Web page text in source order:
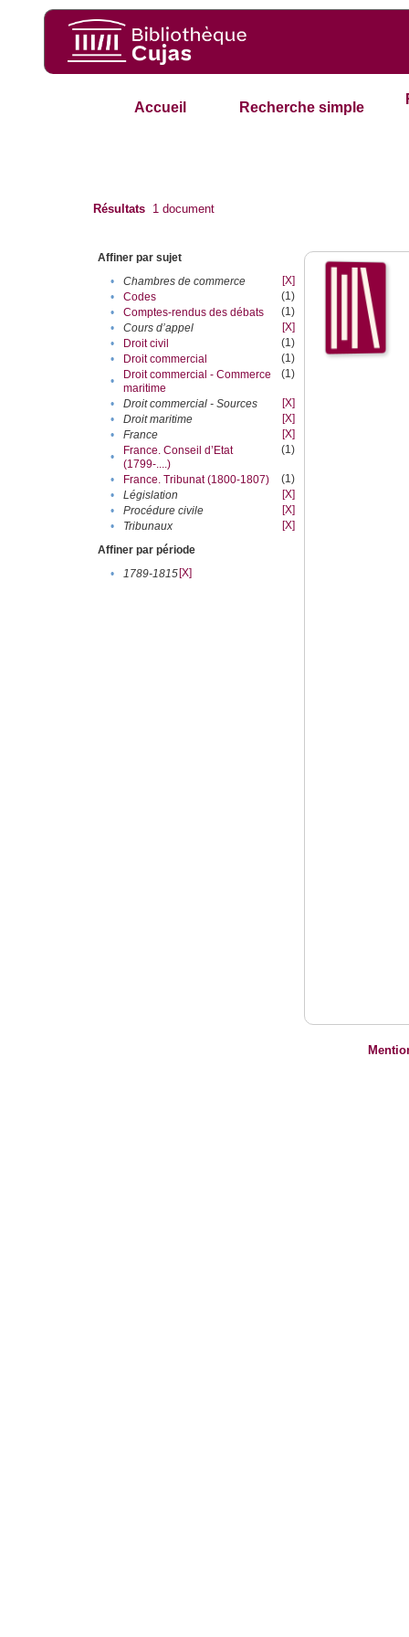
Accueil Recherche simple
Résultats 1 document
Affiner par sujet
•
Chambres de commerce
[X]
•
Codes
(1)
•
Comptes-rendus des débats
(1)
•
Cours d’appel
[X]
•
Droit civil
(1)
•
Droit commercial
(1)
•
Droit commercial - Commerce
maritime
(1)
• Droit commercial - Sources
[X]
•
Droit maritime
[X]
•
France
[X]
•
France. Conseil d’Etat
(1799-....)
(1)
• France. Tribunat (1800-1807)
(1)
•
Législation
[X]
•
Procédure civile
[X]
•
Tribunaux
[X]
Affiner par période
•
1789-1815[X]